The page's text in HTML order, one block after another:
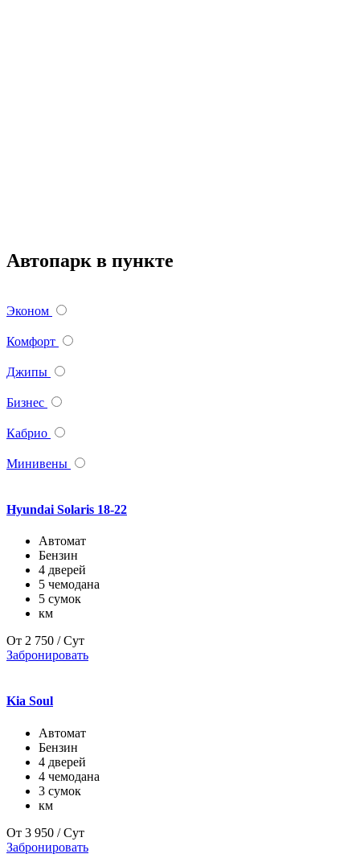
Автопарк в пункте
Эконом
Комфорт
Джипы
Бизнес
Кабрио
Минивены
Hyundai Solaris 18-22
Автомат
Бензин
4 дверей
5 чемодана
5 сумок
км
От 2 750 / Сут
Забронировать
Kia Soul
Автомат
Бензин
4 дверей
4 чемодана
3 сумок
км
От 3 950 / Сут
Забронировать